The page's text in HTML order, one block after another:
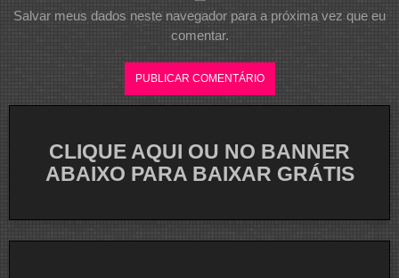
Salvar meus dados neste navegador para a próxima vez que eu
comentar.
CLIQUE AQUI OU NO BANNER
ABAIXO PARA BAIXAR GRÁTIS